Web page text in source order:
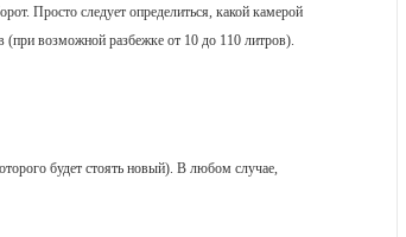
Просто следует определиться, какой камерой
(при возможной разбежке от 10 до 110 литров).
будет стоять новый). В любом случае,